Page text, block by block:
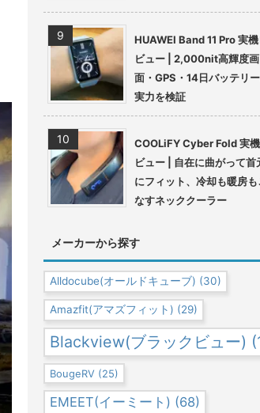
HUAWEI Band 11 Pro 実機
ビュー | 2,000nit高輝度画
面・GPS・14日バッテリ
実力を検証
COOLiFY Cyber Fold 実
ビュー | 自在に曲がって首
にフィット、冷却も暖房も
なすネッククーラー
メーカーから探す
Alldocube(オールドキューブ) (30)
Amazfit(アマズフィット) (29)
Blackview(ブラックビュー)
BougeRV (25)
EMEET(イーミート) (68)